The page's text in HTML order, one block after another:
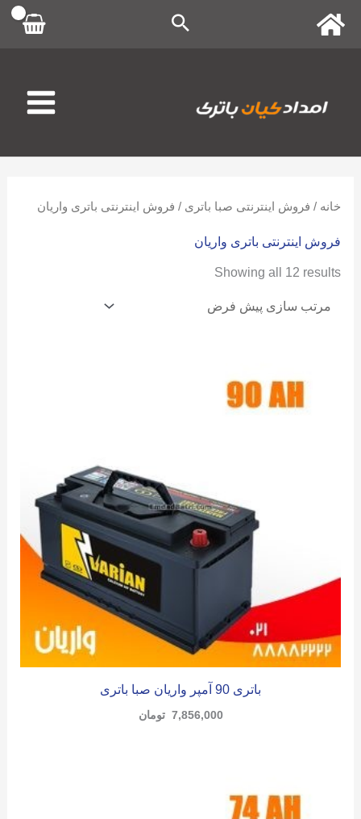
پرش
خانه / فروش اینترنتی صبا باتری / فروش اینترنتی باتری واریان
فروش اینترنتی باتری واریان
Showing all 12 results
باتری 90 آمپر واریان صبا باتری
7,856,000 تومان